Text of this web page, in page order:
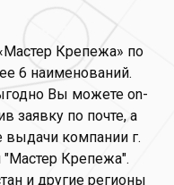
Крепежа» по
6 наименований.
Вы можете on-
заявку по почте, а
выдачи компании г.
"Мастер Крепежа".
и другие регионы